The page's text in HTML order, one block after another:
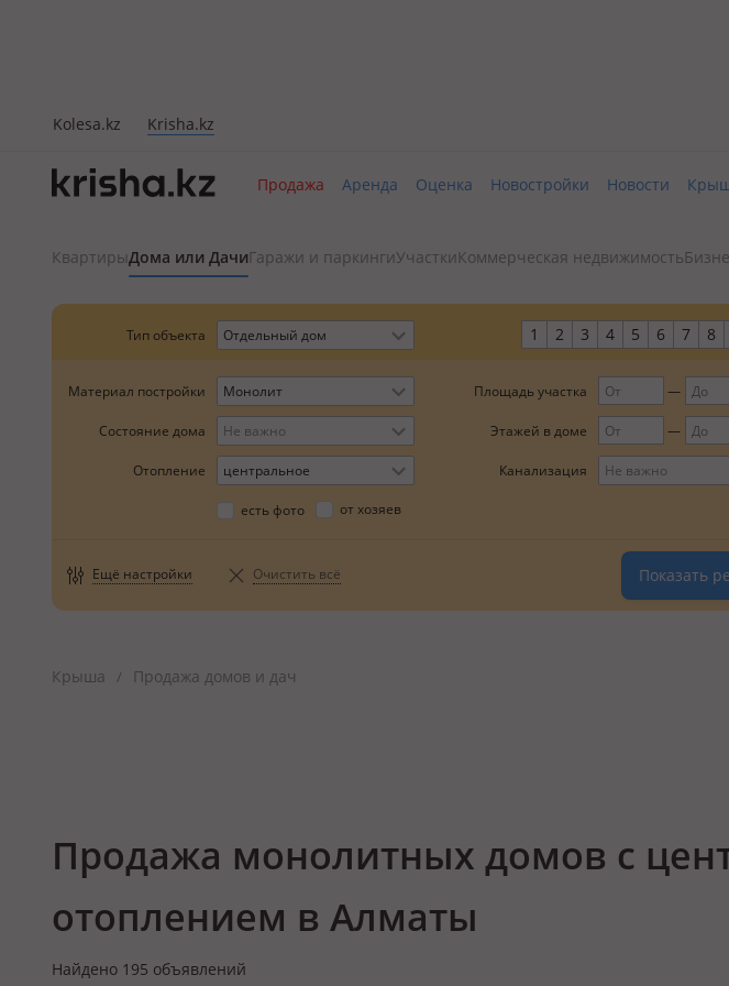
Kolesa.kz Krisha.kz
Продажа Аренда Оценка Новостройки Новости
Квартиры Дома или ДачиГаражи и паркингиУчасткиКоммерческая недвижимость
Тип объекта Отдельный дом 1 2 3 4 5 6 7 8
Материал постройки Монолит Площадь участка
Состояние дома Не важно Этажей в доме
Отопление центральное Канализация Не важно
есть фото от хозяев
Ещё настройки Очистить всё Показать
Крыша / Продажа домов и дач
Продажа монолитных домов с
отоплением в Алматы
Найдено 195 объявлений